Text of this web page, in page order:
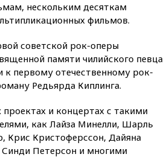
нескольким десяткам
фильмов.
советской рок-оперы
памяти чилийского певца
первому отечественному рок-
Редьярда Киплинга.
и концертах с такими
как Лайза Минелли, Шарль
Крис Кристоферссон, Дайяна
Петерсон и многими